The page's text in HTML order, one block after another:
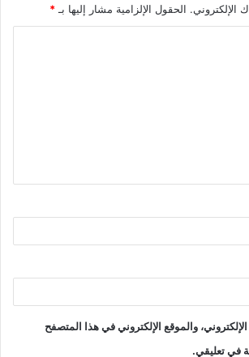
الإلكتروني. الحقول الإلزامية مشار إليها بـ *
والموقع الإلكتروني في هذا المتصفح
في تعليقي.